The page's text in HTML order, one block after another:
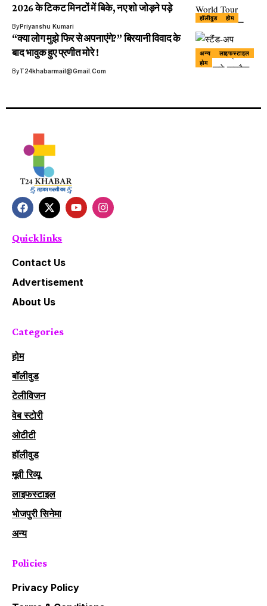
हॉलीवुड होम
2026 के टिकट मिनटों में बिके, नए शो जोड़ने पड़े
ByPriyanshu Kumari
अन्य
लाइफस्टाइल
होम
“क्या लोग मुझे फिर से अपनाएंगे?” बिरयानी विवाद के
बाद भावुक हुए प्रणीत मोरे !
ByT24khabarmail@gmail.com
Quick links
Contact Us
Advertisement
About Us
Categories
होम
बॉलीवुड
टेलीविजन
वेब स्टोरी
ओटीटी
हॉलीवुड
मूवी रिव्यू
लाइफस्टाइल
भोजपुरी सिनेमा
अन्य
Policies
Privacy Policy